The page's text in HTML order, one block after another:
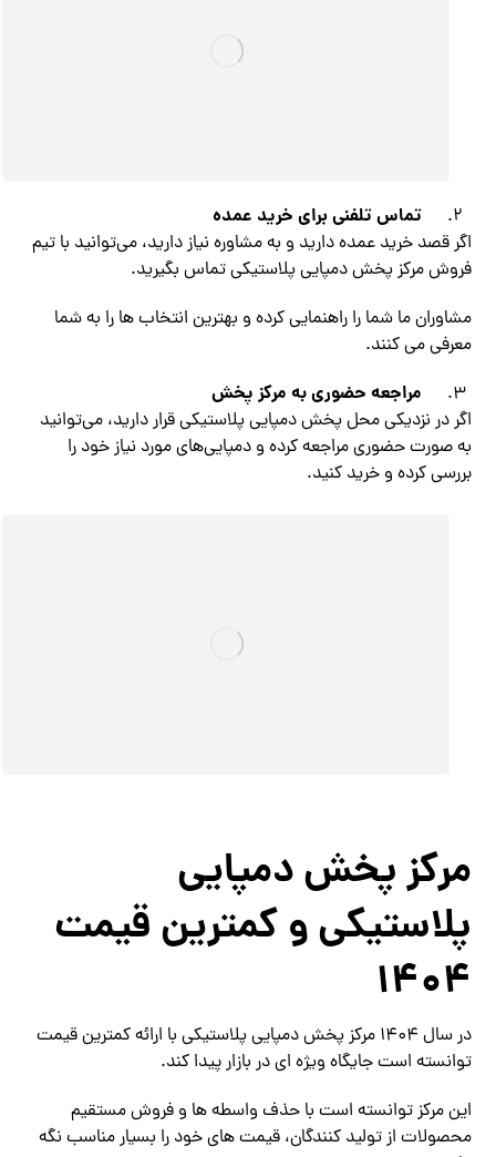
تماس تلفنی برای خرید عمده
اگر قصد خرید عمده دارید و به مشاوره نیاز دارید، می‌توانید با تیم
فروش مرکز پخش دمپایی پلاستیکی تماس بگیرید.
مشاوران ما شما را راهنمایی کرده و بهترین انتخاب ها را به شما
معرفی می کنند.
مراجعه حضوری به مرکز پخش
اگر در نزدیکی محل پخش دمپایی پلاستیکی قرار دارید، می‌توانید
به صورت حضوری مراجعه کرده و دمپایی‌های مورد نیاز خود را
بررسی کرده و خرید کنید.
مرکز پخش دمپایی
پلاستیکی و کمترین قیمت
1404
در سال 1404 مرکز پخش دمپایی پلاستیکی با ارائه کمترین قیمت
توانسته است جایگاه ویژه ای در بازار پیدا کند.
این مرکز توانسته است با حذف واسطه ها و فروش مستقیم
محصولات از تولید کنندگان، قیمت های خود را بسیار مناسب نگه